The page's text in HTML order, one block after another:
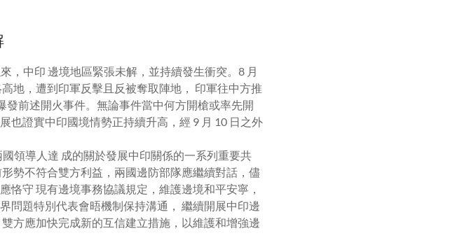
，中印 邊境地區緊張未解，並持續發生衝突。 8 月
地，遭到印軍反擊且反被奪取陣地， 印軍往中方推
發前述開火事件。無論事件當中何方開槍或率先開
也證實中印國境情勢正持續升高，經 9 月 10 日之外
領導人達 成的關於發展中印關係的一系列重要共
勢不符合雙方利益，兩國邊防部隊應繼續對話，儘
守 現有邊境事務協議規定，維護邊境和平安寧，
問題特別代表會晤機制保持溝通， 繼續開展中印邊
方應加快完成新的互信建立措施，以維護和增強邊